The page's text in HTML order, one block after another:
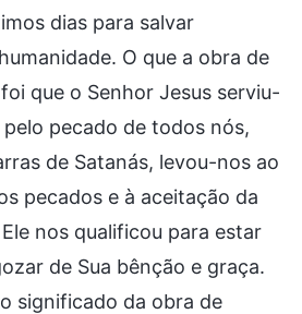
dias para salvar
O que a obra de
que o Senhor Jesus serviu-
pecado de todos nós,
de Satanás, levou-nos ao
pecados e à aceitação da
nos qualificou para estar
de Sua bênção e graça.
significado da obra de